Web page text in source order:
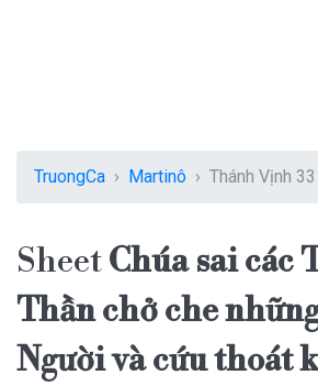
TruongCa Martinô Thánh Vịnh 33
SheetChúa sai các
Thần chở che
Người và cứu thoát